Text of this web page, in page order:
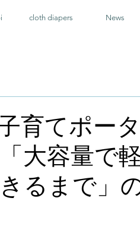
cloth diapers News
育てポー
大容量で
るまで」